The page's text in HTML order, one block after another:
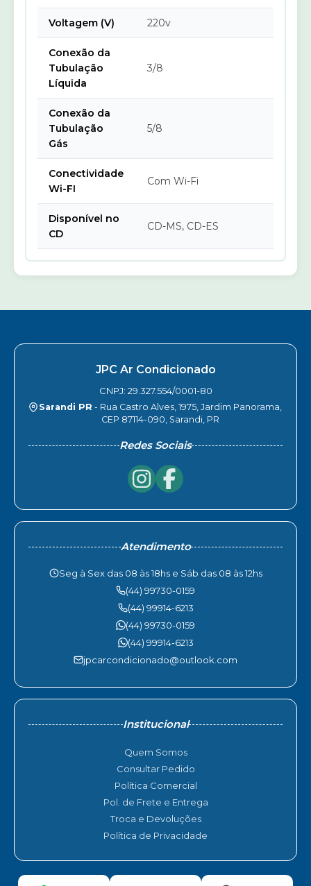
Voltagem (V) 220v
Conexão da
Tubulação
Líquida
3/8
Conexão da
Tubulação
Gás
5/8
Conectividade
Wi-FI
Com Wi-Fi
Disponível no
CD
CD-MS, CD-ES
JPC Ar Condicionado
CNPJ: 29.327.554/0001-80
Sarandi PR - Rua Castro Alves, 1975, Jardim Panorama,
CEP 87114-090, Sarandi, PR
Redes Sociais
Atendimento
Seg à Sex das 08 às 18hs e Sáb das 08 às 12hs
(44) 99730-0159
(44) 99914-6213
(44) 99730-0159
(44) 99914-6213
jpcarcondicionado@outlook.com
Institucional
Quem Somos
Consultar Pedido
Política Comercial
Pol. de Frete e Entrega
Troca e Devoluções
Política de Privacidade